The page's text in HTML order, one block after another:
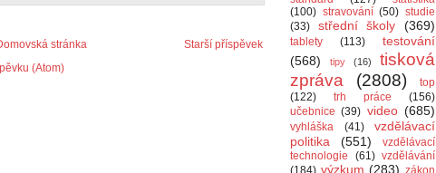
Starší příspěvek
stránka
(Atom)
(100) stravování (50) studie
(33)
střední školy (369)
tablety (113)
testování
(568)
tipy (16)
tisková
zpráva
(2808)
top
(122)
trh práce
(156)
učebnice (39) video (685)
vyhláška (41)
vzdělávací
politika
(551)
vzdělávací
technologie
(61) vzdělávání
(184) výzkum (283) zákon